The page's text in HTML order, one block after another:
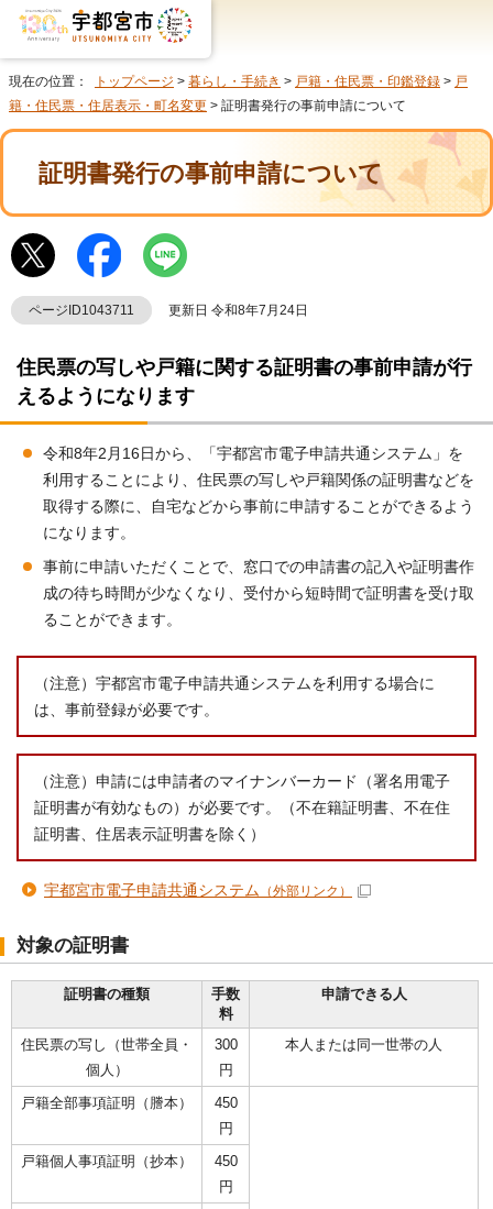
現在の位置： トップページ > 暮らし・手続き > 戸籍・住民票・印鑑登録 > 戸
籍・住民票・住居表示・町名変更 > 証明書発行の事前申請について
証明書発行の事前申請について
ページID1043711 更新日 令和8年7月24日
住民票の写しや戸籍に関する証明書の事前申請が行
えるようになります
令和8年2月16日から、「宇都宮市電子申請共通システム」を
利用することにより、住民票の写しや戸籍関係の証明書などを
取得する際に、自宅などから事前に申請することができるよう
になります。
事前に申請いただくことで、窓口での申請書の記入や証明書作
成の待ち時間が少なくなり、受付から短時間で証明書を受け取
ることができます。
（注意）宇都宮市電子申請共通システムを利用する場合に
は、事前登録が必要です。
（注意）申請には申請者のマイナンバーカード（署名用電子
証明書が有効なもの）が必要です。（不在籍証明書、不在住
証明書、住居表示証明書を除く）
宇都宮市電子申請共通システム （外部リンク）
対象の証明書
証明書の種類
手数
料
申請できる人
住民票の写し（世帯全員・
個人）
300
円
本人または同一世帯の人
戸籍全部事項証明（謄本）
450
円
戸籍個人事項証明（抄本）
450
円